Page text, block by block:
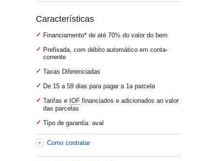
Características
Financiamento* de até 70% do valor do bem
Prefixada, com débito automático em conta-
corrente
Taxas Diferenciadas
De 15 a 59 dias para pagar a 1a parcela
Tarifas e IOF financiados e adicionados ao valor
das parcelas
Tipo de garantia: aval
Como contratar